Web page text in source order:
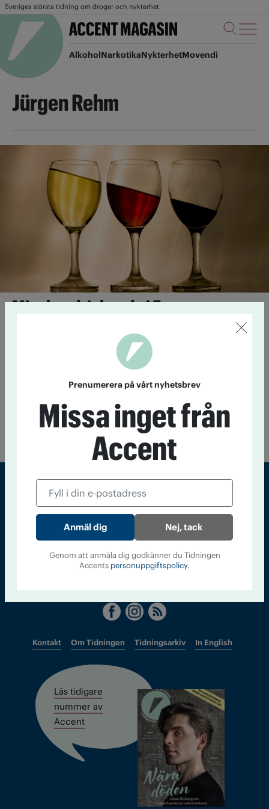
Sveriges största tidning om droger och nykterhet
AlkoholNarkotikaNykterhetMovendi
Jürgen Rehm
Minskat drickande i Europa
Men det gäller inte alla grupper visar ny
Varför accepterar vi alkoholens
14 november 2014Forskare ifrågasätter det rimliga i den
toleranta syn som finns på alkohol – och pekar på att en av
hundra som dricker på rekommenderad nivå dör av alkohol.
Sveriges största tidning om droger och nykterhet
Tidningen Accent, A4, Bondegatan 21, 116 33 Stockholm
accent@iogt.se
Chefredaktör och ansvarig utgivare: Barbro Janson Lundkvist,
Kontakt Om Tidningen Tidningsarkiv In English
Läs tidigare
nummer av
Accent
Prenumerera på vårt nyhetsbrev
Missa inget från
Accent
Nej, tack
Genom att anmäla dig godkänner du Tidningen
Accents personuppgiftspolicy.